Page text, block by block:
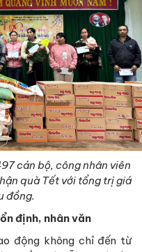
cán bộ, công nhân viên
quà Tết với tổng trị giá
đồng.
định, nhân văn
động không chỉ đến từ